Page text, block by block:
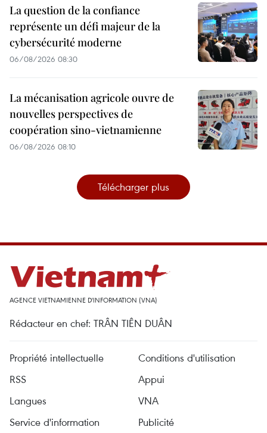
La question de la confiance
représente un défi majeur de la
cybersécurité moderne
06/08/2026 08:30
La mécanisation agricole ouvre de
nouvelles perspectives de
coopération sino-vietnamienne
06/08/2026 08:10
Télécharger plus
AGENCE VIETNAMIENNE D'INFORMATION (VNA)
Rédacteur en chef: TRÂN TIÊN DUÂN
Propriété intellectuelle
Conditions d'utilisation
RSS
Appui
Langues
VNA
Service d'information
Publicité